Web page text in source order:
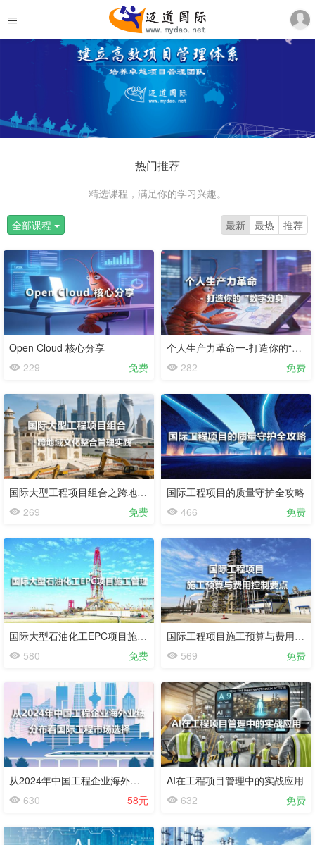
热门推荐
精选课程，满足你的学习兴趣。
全部课程 最新 最热 推荐
Open Cloud 核心分享
229
免费
试
看
个人生产力革命一-打造你的“数字分身”
282
免费
国际大型工程项目组合之跨地域文化整合管理实践
269
免费
国际工程项目的质量守护全攻略
466
免费
国际大型石油化工EPC项目施工管理
580
免费
国际工程项目施工预算与费用控制要点
569
免费
从2024年中国工程企业海外业绩分布看国际工程市场选择
630
58元
AI在工程项目管理中的实战应用
632
免费